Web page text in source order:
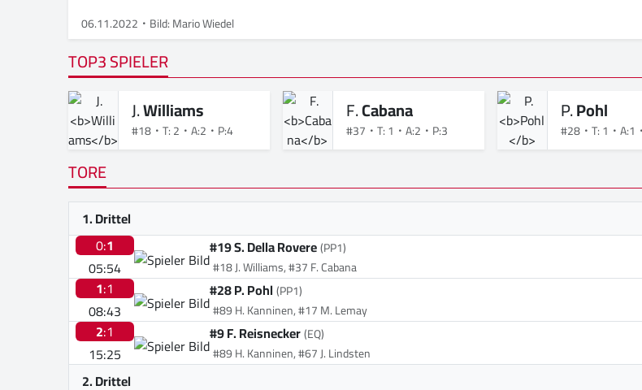
06.11.2022 Bild: Mario Wiedel
TOP3 SPIELER
J.Williams
#18 T: 2 A:2 P:4
F.Cabana
#37 T: 1 A:2 P:3
P.Pohl
#28 T: 1 A:1
TORE
1. Drittel
0:1
05:54
#19 S. Della Rovere(PP1)
#18 J. Williams, #37 F. Cabana
1:1
08:43
#28 P. Pohl(PP1)
#89 H. Kanninen, #17 M. Lemay
2:1
15:25
#9 F. Reisnecker(EQ)
#89 H. Kanninen, #67 J. Lindsten
2. Drittel